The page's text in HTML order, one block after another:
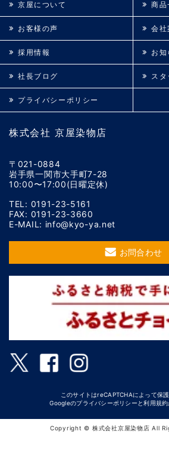
株式会社 京屋染物店
〒021-0884
岩手県一関市大手町7-28
10:00〜17:00(日曜定休)
TEL: 0191-23-5161
FAX: 0191-23-3660
E-MAIL: info@kyo-ya.net
お問合わせ
京屋について 商品
お客様の声 会社
採用情報 お知
社長ブログ ス
プライバシーポリシー
このサイトはreCAPTCHAによって保護
Googleのプライバシーポリシー と利用規約
Copyright © 株式会社京屋染物店 All